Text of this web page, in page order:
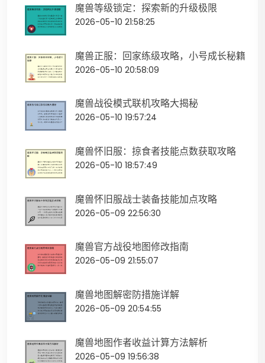
魔兽等级锁定：探索新的升级极限
2026-05-10 21:58:25
魔兽正服：回家练级攻略，小号成长秘籍
2026-05-10 20:58:09
魔兽战役模式联机攻略大揭秘
2026-05-10 19:57:24
魔兽怀旧服：掠食者技能点数获取攻略
2026-05-10 18:57:49
魔兽怀旧服战士装备技能加点攻略
2026-05-09 22:56:30
魔兽官方战役地图修改指南
2026-05-09 21:55:07
魔兽地图解密防措施详解
2026-05-09 20:54:55
魔兽地图作者收益计算方法解析
2026-05-09 19:56:38